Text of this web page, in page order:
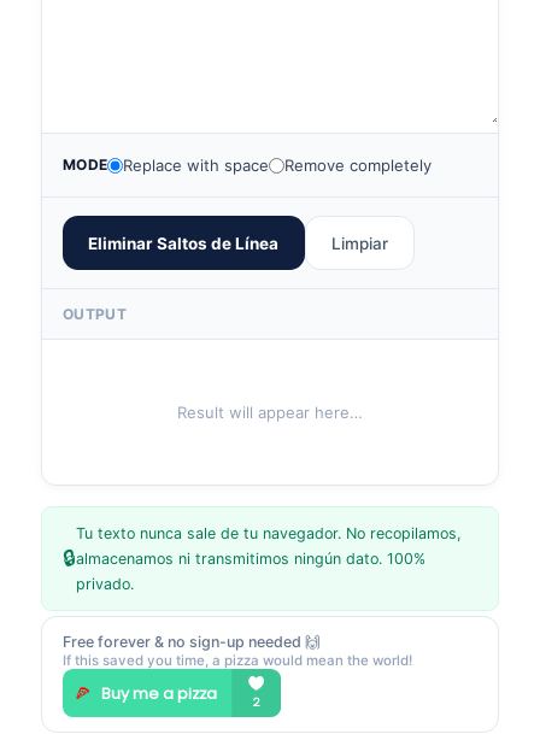
MODE Replace with space Remove completely
Eliminar Saltos de Línea Limpiar
OUTPUT
Result will appear here…
🔒
Tu texto nunca sale de tu navegador. No recopilamos,
almacenamos ni transmitimos ningún dato. 100%
privado.
Free forever & no sign-up needed 🙌
If this saved you time, a pizza would mean the world!